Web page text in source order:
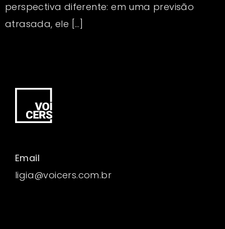
perspectiva diferente: em uma previsão
atrasada, ele […]
Email
ligia@voicers.com.br